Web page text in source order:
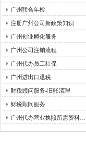
广州联合年检
注册广州公司新政策知识
广州创业孵化服务
广州公司注销流程
广州代办员工社保
广州进出口退税
财税顾问服务-旧账清理
财税顾问服务
广州代办营业执照所需资料…